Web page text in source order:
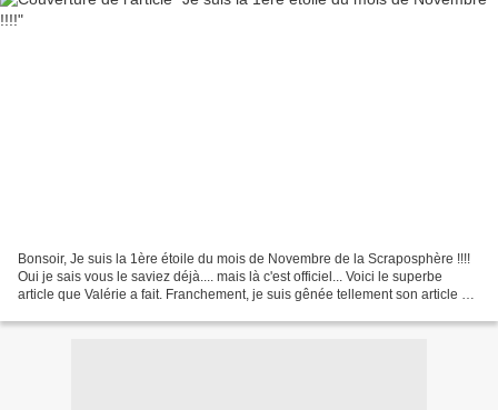
Bonsoir, Je suis la 1ère étoile du mois de Novembre de la Scraposphère !!!!
Oui je sais vous le saviez déjà.... mais là c'est officiel... Voici le superbe
article que Valérie a fait. Franchement, je suis gênée tellement son article est